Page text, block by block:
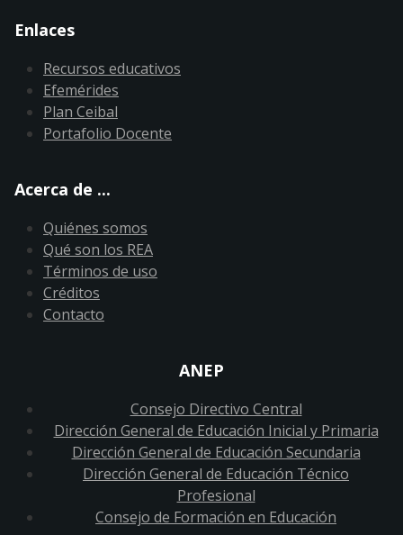
Enlaces
Recursos educativos
Efemérides
Plan Ceibal
Portafolio Docente
Acerca de ...
Quiénes somos
Qué son los REA
Términos de uso
Créditos
Contacto
ANEP
Consejo Directivo Central
Dirección General de Educación Inicial y Primaria
Dirección General de Educación Secundaria
Dirección General de Educación Técnico
Profesional
Consejo de Formación en Educación